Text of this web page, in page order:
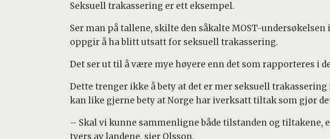
Seksuell trakassering er ett eksempel.
Ser man på tallene, skilte den såkalte MOST-
oppgir å ha blitt utsatt for seksuell trakassering.
Det ser ut til å være mye høyere enn det som rapporteres i
Dette trenger ikke å bety at det er mer seksuell
kan like gjerne bety at Norge har iverksatt tiltak som gjør
– Skal vi kunne sammenligne både tilstanden og
tvers av landene, sier Olsson.